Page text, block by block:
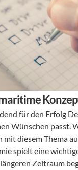
für den Erfolg
Wünschen passt.
diesem Thema
spielt eine
Zeitraum